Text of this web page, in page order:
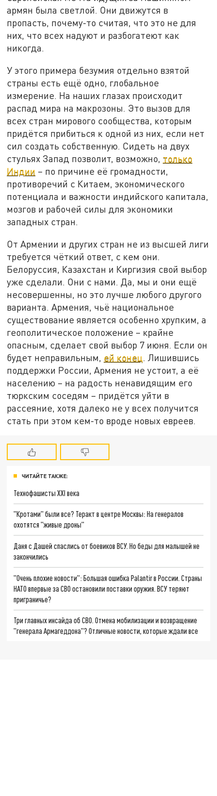
армян была светлой. Они движутся в
пропасть, почему-то считая, что это не для
них, что всех надуют и разбогатеют как
никогда.
У этого примера безумия отдельно взятой
страны есть ещё одно, глобальное
измерение. На наших глазах происходит
распад мира на макрозоны. Это вызов для
всех стран мирового сообщества, которым
придётся прибиться к одной из них, если нет
сил создать собственную. Сидеть на двух
стульях Запад позволит, возможно, только
Индии – по причине её громадности,
противоречий с Китаем, экономического
потенциала и важности индийского капитала,
мозгов и рабочей силы для экономики
западных стран.
От Армении и других стран не из высшей лиги
требуется чёткий ответ, с кем они.
Белоруссия, Казахстан и Киргизия свой выбор
уже сделали. Они с нами. Да, мы и они ещё
несовершенны, но это лучше любого другого
варианта. Армения, чьё национальное
существование является особенно хрупким, а
геополитическое положение – крайне
опасным, сделает свой выбор 7 июня. Если он
будет неправильным, ей конец. Лишившись
поддержки России, Армения не устоит, а её
населению – на радость ненавидящим его
тюркским соседям – придётся уйти в
рассеяние, хотя далеко не у всех получится
стать при этом кем-то вроде новых евреев.
ЧИТАЙТЕ ТАКЖЕ:
Технофашисты XXI века
"Кротами" были все? Теракт в центре Москвы: На генералов
охотятся "живые дроны"
Даня с Дашей спаслись от боевиков ВСУ. Но беды для малышей не
закончились
"Очень плохие новости": Большая ошибка Palantir в России. Страны
НАТО впервые за СВО остановили поставки оружия. ВСУ теряют
приграничье?
Три главных инсайда об СВО. Отмена мобилизации и возвращение
"генерала Армагеддона"? Отличные новости, которые ждали все